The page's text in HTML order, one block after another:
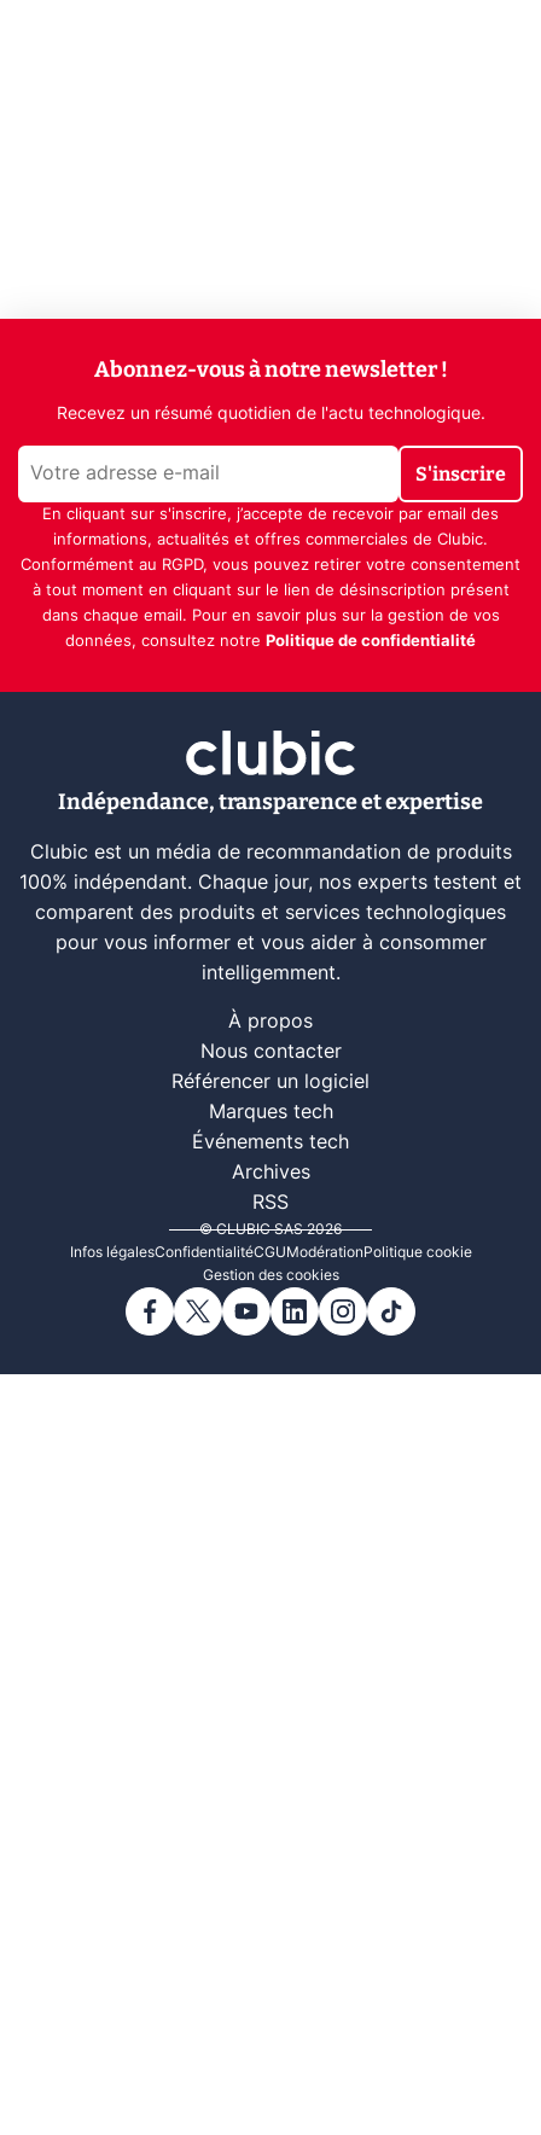
Abonnez-vous à notre newsletter !
Recevez un résumé quotidien de l'actu technologique.
S'inscrire
En cliquant sur s'inscrire, j’accepte de recevoir par email des
informations, actualités et offres commerciales de Clubic.
Conformément au RGPD, vous pouvez retirer votre consentement
à tout moment en cliquant sur le lien de désinscription présent
dans chaque email. Pour en savoir plus sur la gestion de vos
données, consultez notre Politique de confidentialité
Indépendance, transparence et expertise
Clubic est un média de recommandation de produits
100% indépendant. Chaque jour, nos experts testent et
comparent des produits et services technologiques
pour vous informer et vous aider à consommer
intelligemment.
À propos
Nous contacter
Référencer un logiciel
Marques tech
Événements tech
Archives
RSS
© CLUBIC SAS 2026
Infos légalesConfidentialitéCGUModérationPolitique cookie
Gestion des cookies